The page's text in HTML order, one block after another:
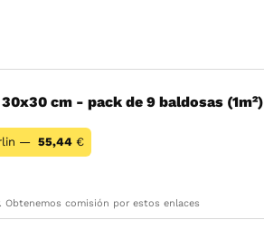
cm - pack de 9 baldosas (1m²)
— 55,44 €
Obtenemos comisión por estos enlaces